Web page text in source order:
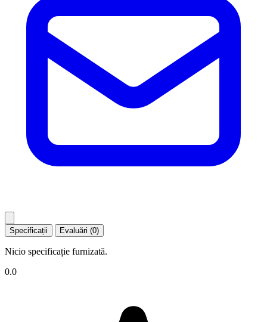
Specificații Evaluări (0)
Nicio specificație furnizată.
0.0